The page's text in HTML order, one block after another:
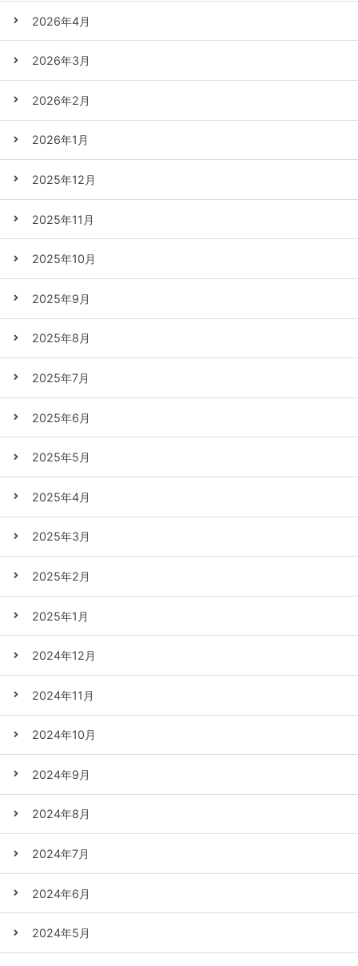
2026年4月
2026年3月
2026年2月
2026年1月
2025年12月
2025年11月
2025年10月
2025年9月
2025年8月
2025年7月
2025年6月
2025年5月
2025年4月
2025年3月
2025年2月
2025年1月
2024年12月
2024年11月
2024年10月
2024年9月
2024年8月
2024年7月
2024年6月
2024年5月